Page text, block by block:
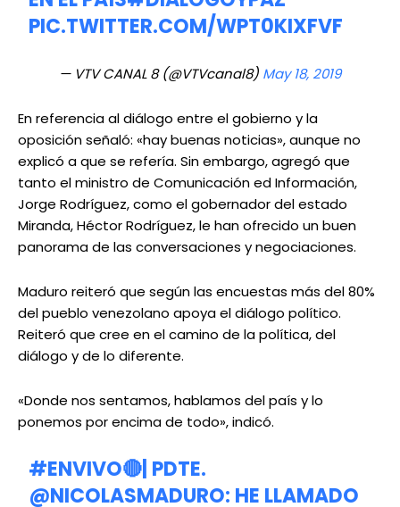
PIC.TWITTER.COM/WPT0KIXFVF
— VTV CANAL 8 (@VTVcanal8) May 18, 2019
En referencia al diálogo entre el gobierno y la
oposición señaló: «hay buenas noticias», aunque no
explicó a que se refería. Sin embargo, agregó que
tanto el ministro de Comunicación ed Información,
Jorge Rodríguez, como el gobernador del estado
Miranda, Héctor Rodríguez, le han ofrecido un buen
panorama de las conversaciones y negociaciones.
Maduro reiteró que según las encuestas más del 80%
del pueblo venezolano apoya el diálogo político.
Reiteró que cree en el camino de la política, del
diálogo y de lo diferente.
«Donde nos sentamos, hablamos del país y lo
ponemos por encima de todo», indicó.
#ENVIVO🔴| PDTE.
@NICOLASMADURO: HE LLAMADO